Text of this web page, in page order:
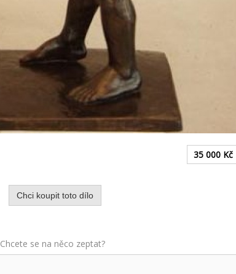
35 000 Kč
Chci koupit toto dílo
Chcete se na něco zeptat?